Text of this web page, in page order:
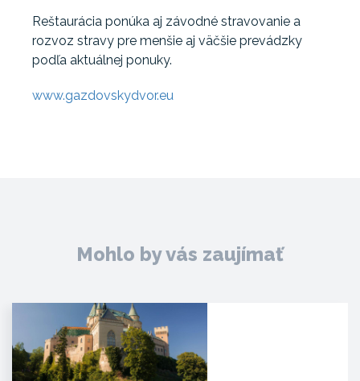
Reštaurácia ponúka aj závodné stravovanie a
rozvoz stravy pre menšie aj väčšie prevádzky
podľa aktuálnej ponuky.
www.gazdovskydvor.eu
Mohlo by vás zaujímať